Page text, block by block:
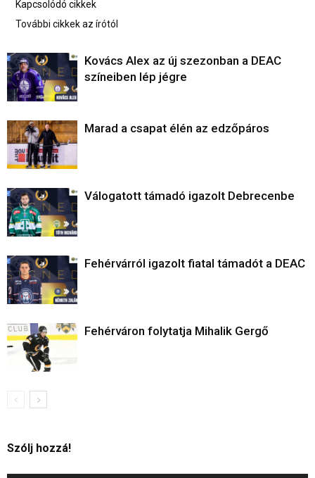
Kapcsolódó cikkek
További cikkek az írótól
Kovács Alex az új szezonban a DEAC
színeiben lép jégre
Marad a csapat élén az edzőpáros
Válogatott támadó igazolt Debrecenbe
Fehérvárról igazolt fiatal támadót a DEAC
Fehérváron folytatja Mihalik Gergő
Szólj hozzá!